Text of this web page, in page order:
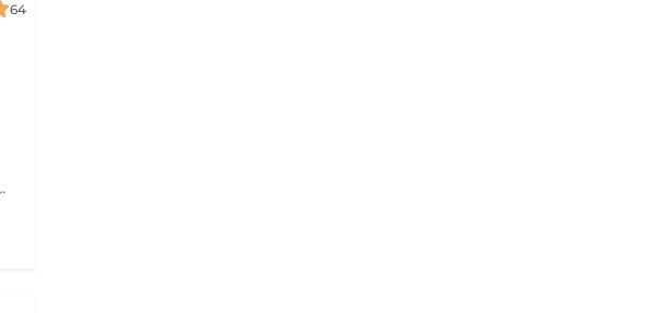
64
connecter à votre corps. Accompagnement Phytothérapie et Diapasons thérapeutiques.